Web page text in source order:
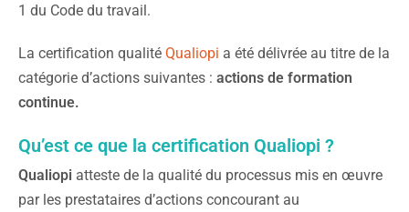
1 du Code du travail.
La certification qualité Qualiopi a été délivrée au titre de la
catégorie d’actions suivantes : actions de formation
continue.
Qu’est ce que la certification Qualiopi ?
Qualiopi atteste de la qualité du processus mis en œuvre
par les prestataires d’actions concourant au